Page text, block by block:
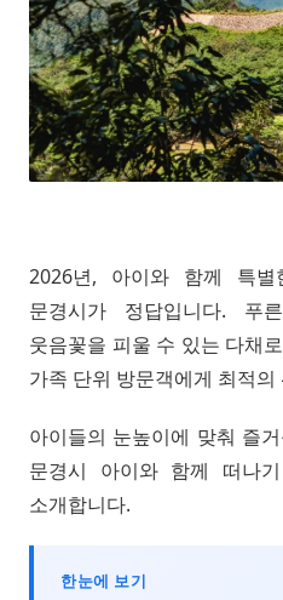
2026년, 아이와 함께 특
문경시가 정답입니다. 푸
웃음꽃을 피울 수 있는 다채
가족 단위 방문객에게 최적
아이들의 눈높이에 맞춰 즐
문경시 아이와 함께 떠나
소개합니다.
한눈에 보기